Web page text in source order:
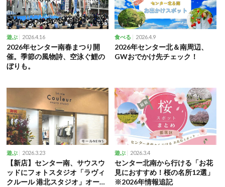
遊ぶ 2026.4.16
2026年センター南春まつり開
催。季節の風物詩、空泳ぐ鯉の
ぼりも。
食べる 2026.4.9
2026年センター北＆南周辺、
GWおでかけ先チェック！
遊ぶ 2026.3.23
【新店】センター南、サウスウ
ッドにフォトスタジオ「ラヴィ
クルール 港北スタジオ」オープ
遊ぶ 2026.3.4
センター北南から行ける「お花
見におすすめ！桜の名所12選」
※2026年情報追記